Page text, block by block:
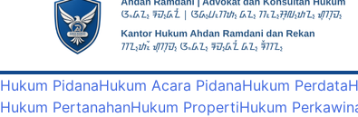
Hukum PidanaHukum Acara PidanaHukum Perdata
Hukum PertanahanHukum PropertiHukum